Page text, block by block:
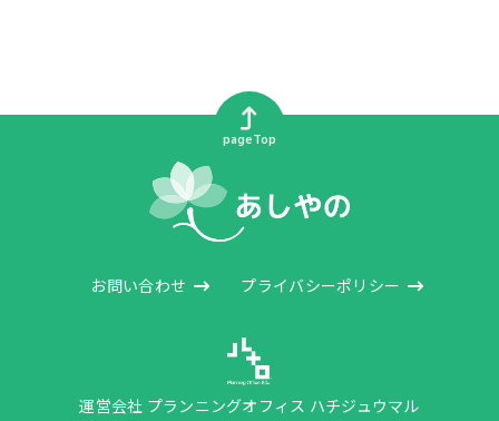
お問い合わせ プライバシーポリシー
運営会社 プランニングオフィス ハチジュウマル
pageTop